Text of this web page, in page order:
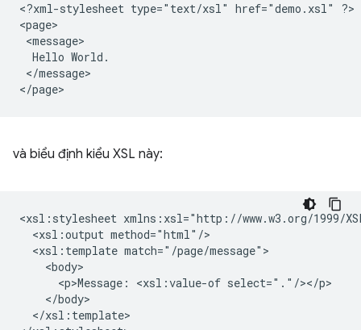
<?xml-stylesheet type="text/xsl" href="demo.xsl"
?>
Hello
</message>
và biểu định kiểu XSL này:
<xsl:stylesheet
<xsl:output
<xsl:template
<p>Message:
<xsl:value-of
</xsl:template>